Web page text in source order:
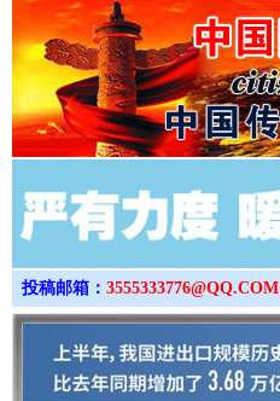
投稿邮箱： 3555333776@QQ.COM